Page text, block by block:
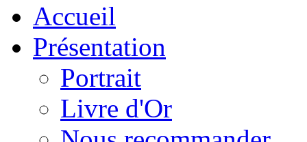
Accueil
Présentation
Portrait
Livre d'Or